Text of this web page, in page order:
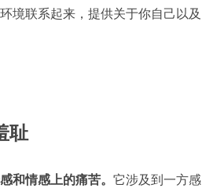
境联系起来，提供关于你自己以及
耻
和情感上的痛苦。 它涉及到一方感